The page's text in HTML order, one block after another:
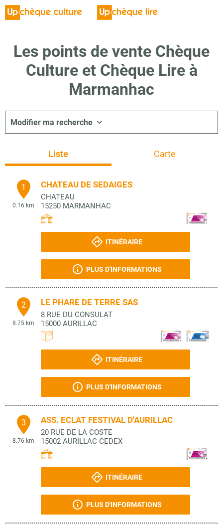
Les points de vente Chèque
Culture et Chèque Lire à
Marmanhac
Modifier ma recherche
Liste Carte
1
0.16 km
CHATEAU DE SEDAIGES
CHATEAU
15250 MARMANHAC
ITINÉRAIRE
PLUS D'INFORMATIONS
2
8.75 km
LE PHARE DE TERRE SAS
8 RUE DU CONSULAT
15000 AURILLAC
ITINÉRAIRE
PLUS D'INFORMATIONS
3
8.76 km
ASS. ECLAT FESTIVAL D'AURILLAC
20 RUE DE LA COSTE
15002 AURILLAC CEDEX
ITINÉRAIRE
PLUS D'INFORMATIONS